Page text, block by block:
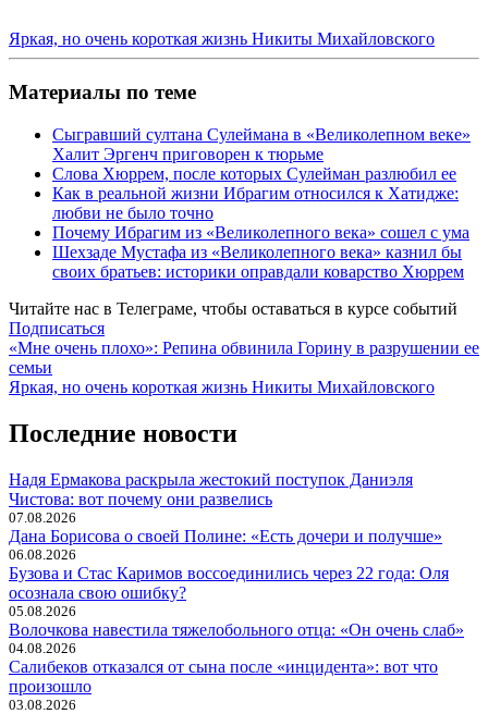
Яркая, но очень короткая жизнь Никиты Михайловского
Материалы по теме
Сыгравший султана Сулеймана в «Великолепном веке»
Халит Эргенч приговорен к тюрьме
Слова Хюррем, после которых Сулейман разлюбил ее
Как в реальной жизни Ибрагим относился к Хатидже:
любви не было точно
Почему Ибрагим из «Великолепного века» сошел с ума
Шехзаде Мустафа из «Великолепного века» казнил бы
своих братьев: историки оправдали коварство Хюррем
Читайте нас в Телеграме, чтобы оставаться в курсе событий
Подписаться
Навигация
по
«Мне очень плохо»: Репина обвинила Горину в разрушении ее
семьи
Яркая, но очень короткая жизнь Никиты Михайловского
Последние новости
Надя Ермакова раскрыла жестокий поступок Даниэля
Чистова: вот почему они развелись
07.08.2026
Дана Борисова о своей Полине: «Есть дочери и получше»
06.08.2026
Бузова и Стас Каримов воссоединились через 22 года: Оля
осознала свою ошибку?
05.08.2026
Волочкова навестила тяжелобольного отца: «Он очень слаб»
04.08.2026
Салибеков отказался от сына после «инцидента»: вот что
произошло
03.08.2026